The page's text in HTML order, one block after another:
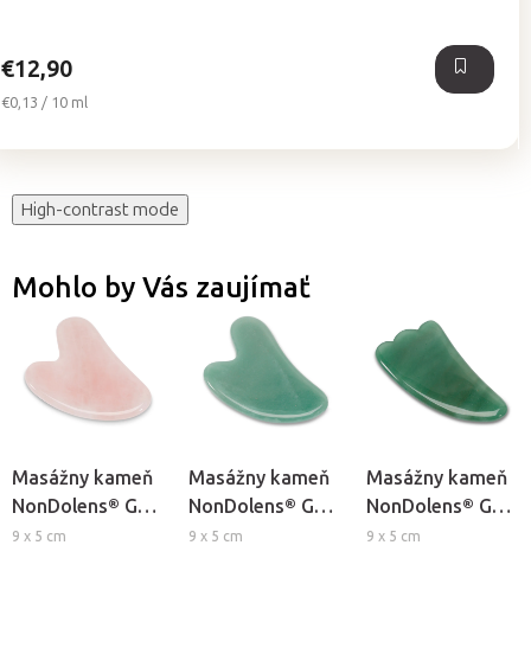
€12,90
Jednotková
€0,13 / 10 ml
High-contrast mode
Mohlo by Vás zaujímať
Masážny kameň
NonDolens® Gua
Sha srdce -
9 x 5 cm
Masážny kameň
NonDolens® Gua
Sha srdce -
9 x 5 cm
Masážny kameň
NonDolens® Gua
Sha plutva -
9 x 5 cm